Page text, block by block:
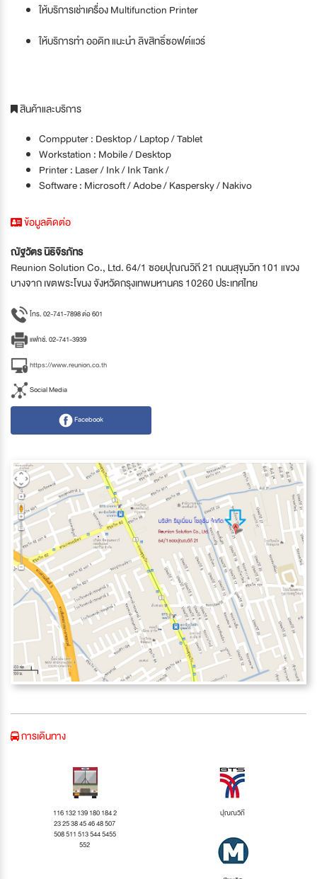
ให้บริการเช่าเครื่อง Multifunction Printer
ให้บริการทำ ออดิท แนะนำ ลิขสิทธิ์ซอฟต์แวร์
สินค้าและบริการ
Compputer : Desktop / Laptop / Tablet
Workstation : Mobile / Desktop
Printer : Laser / Ink / Ink Tank /
Software : Microsoft / Adobe / Kaspersky / Nakivo
ข้อมูลติดต่อ
ณัฐวัตร นิธิจิรภัทร
Reunion Solution Co., Ltd. 64/1 ซอยปุณณวิถี 21 ถนนสุขุมวิท 101 แขวง
บางจาก เขตพระโขนง จังหวัดกรุงเทพมหานคร 10260 ประเทศไทย
โทร. 02-741-7898 ต่อ 601
แฟกซ์. 02-741-3939
https://www.reunion.co.th
Social Media
Facebook
การเดินทาง
116 132 139 180 184 2
23 25 38 45 46 48 507
508 511 513 544 5455
552
ปุณณวิถี